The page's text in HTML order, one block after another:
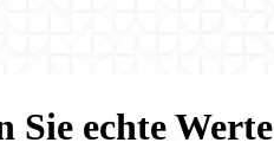
Sie echte Werte